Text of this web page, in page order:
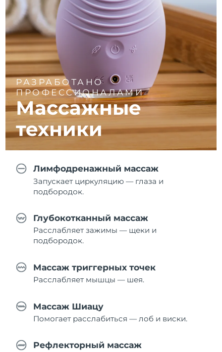
РАЗРАБОТАНО
ПРОФЕССИОНАЛАМИ
Массажные
техники
Лимфодренажный массаж
Запускает циркуляцию — глаза и
подбородок.
Глубокотканный массаж
Расслабляет зажимы — щеки и
подбородок.
Массаж триггерных точек
Расслабляет мышцы — шея.
Массаж Шиацу
Помогает расслабиться — лоб и виски.
Рефлекторный массаж